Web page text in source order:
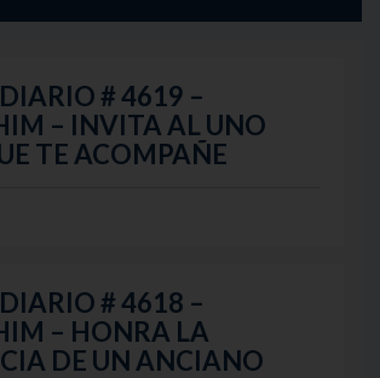
# 4619 –
– INVITA AL UNO
TE ACOMPAÑE
# 4618 –
– HONRA LA
DE UN ANCIANO